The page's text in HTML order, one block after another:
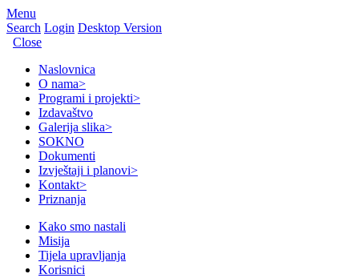
Menu
Search Login Desktop Version
Close
Naslovnica
O nama>
Programi i projekti>
Izdavaštvo
Galerija slika>
SOKNO
Dokumenti
Izvještaji i planovi>
Kontakt>
Priznanja
Kako smo nastali
Misija
Tijela upravljanja
Korisnici